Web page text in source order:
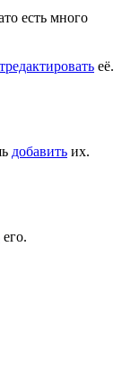
есть много
её.
добавить их.
его.